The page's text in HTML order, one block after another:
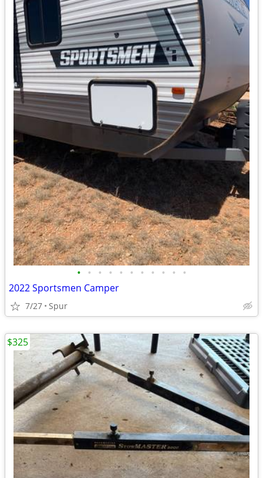
• • • • • • • • • • •
2022 Sportsmen Camper
7/27 Spur
$325